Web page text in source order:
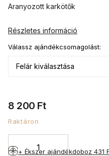
8 200 Ft
Raktáron
Válassz ajándékcsomagolást:
+ Ékszer ajándékdoboz 431
Aranyozott karkötők
Részletes információ